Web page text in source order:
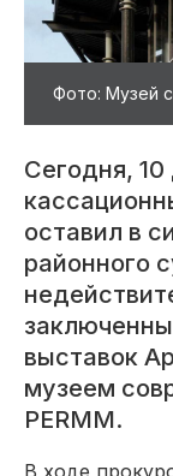
Фото: Музей
Сегодня,
оставил в
районного
выставок
музеем
PERMM.
В ходе